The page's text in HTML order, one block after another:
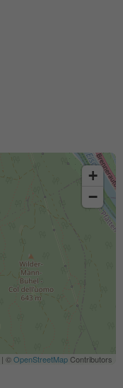
+
−
| ©OpenStreetMapContributors